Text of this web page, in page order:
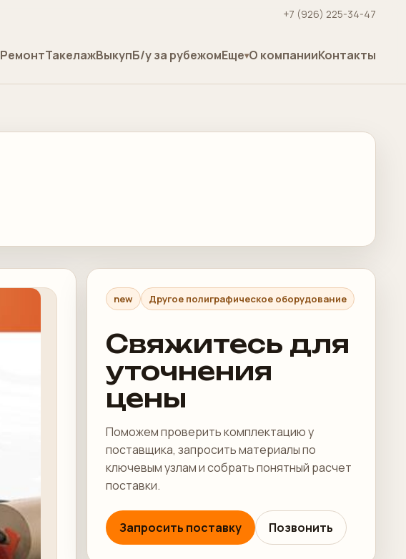
+7 (926) 225-34-47
РемонтТакелажВыкупБ/у за рубежомЕще О компанииКонтакты
new Другое полиграфическое оборудование
Свяжитесь для
уточнения
цены
Поможем проверить комплектацию у
поставщика, запросить материалы по
ключевым узлам и собрать понятный расчет
поставки.
Запросить поставку Позвонить